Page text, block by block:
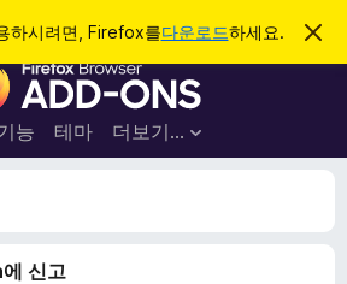
하시려면, Firefox를다운로드하세요.
이
림
F
r
e
능 테마 더보기…
로그인
신고